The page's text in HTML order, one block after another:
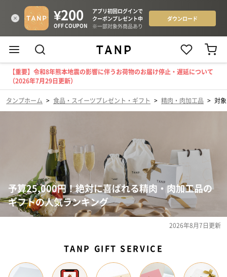
【重要】令和8年熊本地震の影響に伴うお荷物のお届け停止・遅延について
（2026年7月29日更新）
タンプホーム > 食品・スイーツプレゼント・ギフト > 精肉・肉加工品 > 対
予算25,000円！絶対に喜ばれる精肉・肉加工品の
ギフトの人気ランキング
2026年8月7日更新
TANP GIFT SERVICE